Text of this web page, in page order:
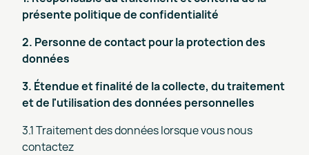
présente politique de confidentialité
2. Personne de contact pour la protection des
données
3. Étendue et finalité de la collecte, du traitement
et de l'utilisation des données personnelles
3.1 Traitement des données lorsque vous nous
contactez